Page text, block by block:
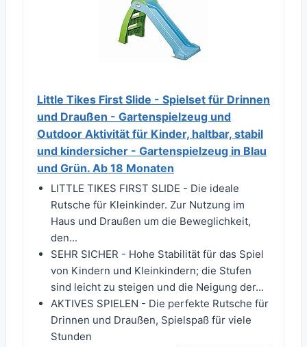
Little Tikes First Slide - Spielset für Drinnen
und Draußen - Gartenspielzeug und
Outdoor Aktivität für Kinder, haltbar, stabil
und kindersicher - Gartenspielzeug in Blau
und Grün. Ab 18 Monaten
LITTLE TIKES FIRST SLIDE - Die ideale
Rutsche für Kleinkinder. Zur Nutzung im
Haus und Draußen um die Beweglichkeit,
den...
SEHR SICHER - Hohe Stabilität für das Spiel
von Kindern und Kleinkindern; die Stufen
sind leicht zu steigen und die Neigung der...
AKTIVES SPIELEN - Die perfekte Rutsche für
Drinnen und Draußen, Spielspaß für viele
Stunden